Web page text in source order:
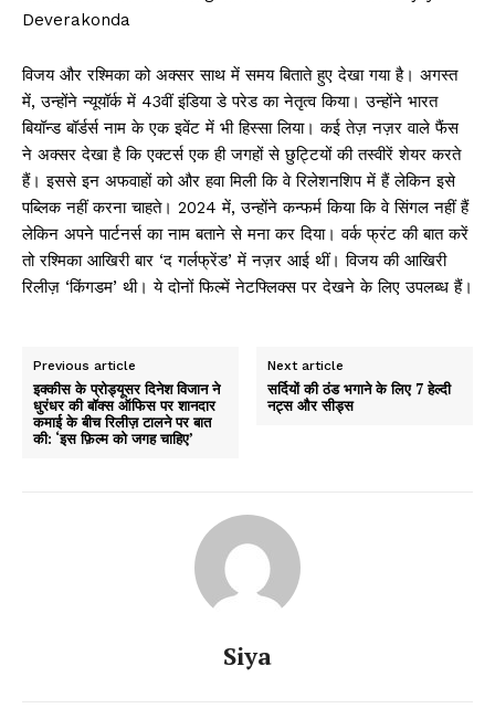
विजय और रश्मिका को अक्सर साथ में समय बिताते हुए देखा गया है। अगस्त
में, उन्होंने न्यूयॉर्क में 43वीं इंडिया डे परेड का नेतृत्व किया। उन्होंने भारत
बियॉन्ड बॉर्डर्स नाम के एक इवेंट में भी हिस्सा लिया। कई तेज़ नज़र वाले फैंस
ने अक्सर देखा है कि एक्टर्स एक ही जगहों से छुट्टियों की तस्वीरें शेयर करते
हैं। इससे इन अफवाहों को और हवा मिली कि वे रिलेशनशिप में हैं लेकिन इसे
पब्लिक नहीं करना चाहते। 2024 में, उन्होंने कन्फर्म किया कि वे सिंगल नहीं हैं
लेकिन अपने पार्टनर्स का नाम बताने से मना कर दिया। वर्क फ्रंट की बात करें
तो रश्मिका आखिरी बार ‘द गर्लफ्रेंड’ में नज़र आई थीं। विजय की आखिरी
रिलीज़ ‘किंगडम’ थी। ये दोनों फिल्में नेटफ्लिक्स पर देखने के लिए उपलब्ध हैं।
Previous article
इक्कीस के प्रोड्यूसर दिनेश विजान ने
धुरंधर की बॉक्स ऑफिस पर शानदार
कमाई के बीच रिलीज़ टालने पर बात
की: ‘इस फ़िल्म को जगह चाहिए’
Next article
सर्दियों की ठंड भगाने के लिए 7 हेल्दी
नट्स और सीड्स
Siya